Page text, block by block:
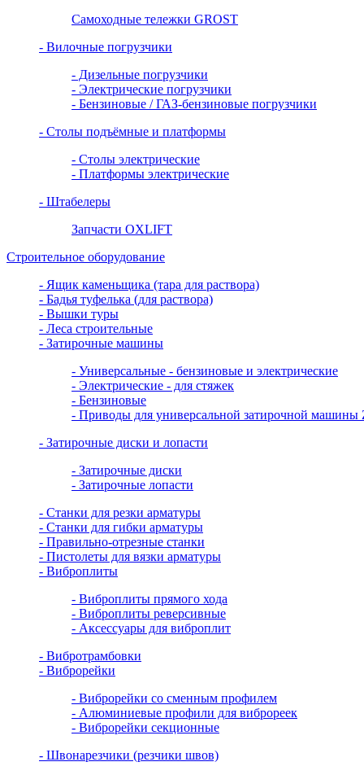
Самоходные тележки GROST
- Вилочные погрузчики
- Дизельные погрузчики
- Электрические погрузчики
- Бензиновые / ГАЗ-бензиновые погрузчики
- Столы подъёмные и платформы
- Столы электрические
- Платформы электрические
- Штабелеры
Запчасти OXLIFT
Строительное оборудование
- Ящик каменьщика (тара для раствора)
- Бадья туфелька (для раствора)
- Вышки туры
- Леса строительные
- Затирочные машины
- Универсальные - бензиновые и электрические
- Электрические - для стяжек
- Бензиновые
- Приводы для универсальной затирочной машины
- Затирочные диски и лопасти
- Затирочные диски
- Затирочные лопасти
- Станки для резки арматуры
- Станки для гибки арматуры
- Правильно-отрезные станки
- Пистолеты для вязки арматуры
- Виброплиты
- Виброплиты прямого хода
- Виброплиты реверсивные
- Аксессуары для виброплит
- Вибротрамбовки
- Виброрейки
- Виброрейки со сменным профилем
- Алюминиевые профили для виброреек
- Виброрейки секционные
- Швонарезчики (резчики швов)